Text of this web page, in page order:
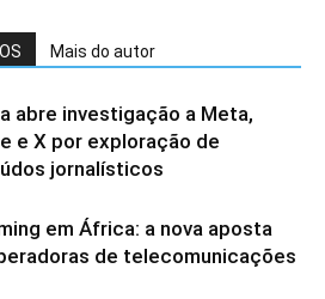
Mais do autor
abre investigação a Meta,
e X por exploração de
jornalísticos
em África: a nova aposta
de telecomunicações